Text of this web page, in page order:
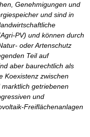
Genehmigungen und
und sind in
PV) und können durch
oder Artenschutz
Teil auf
aber baurechtlich als
Koexistenz zwischen
getriebenen
und
Freiflächenanlagen